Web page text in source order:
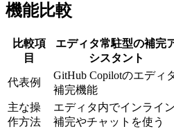
機能比較
比較項
目
エディタ常駐型の補完
シスタント
代表例
GitHub Copilotのエディ
補完機能
主な操
作方法
エディタ内でインライン
補完やチャットを使う